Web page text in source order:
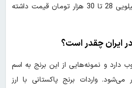
می‌آید، باید حول‌وحوش کیلویی 28 تا 30 هزار تومان قیمت داشته
ایران چقدر است؟
دارد و نمونه‌هایی از این برنج به اسم
می‌شود. واردات برنج پاکستانی با ارز